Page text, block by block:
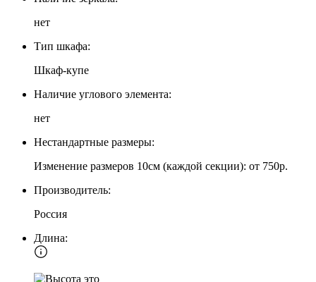
нет
Тип шкафа:
Шкаф-купе
Наличие углового элемента:
нет
Нестандартные размеры:
Изменение размеров 10см (каждой секции): от 750р.
Производитель:
Россия
Длина: